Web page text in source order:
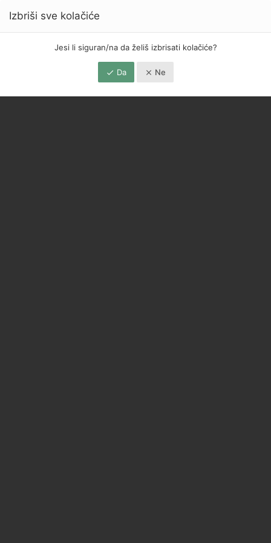
Izbriši sve kolačiće
Jesi li siguran/na da želiš izbrisati kolačiće?
Da Ne